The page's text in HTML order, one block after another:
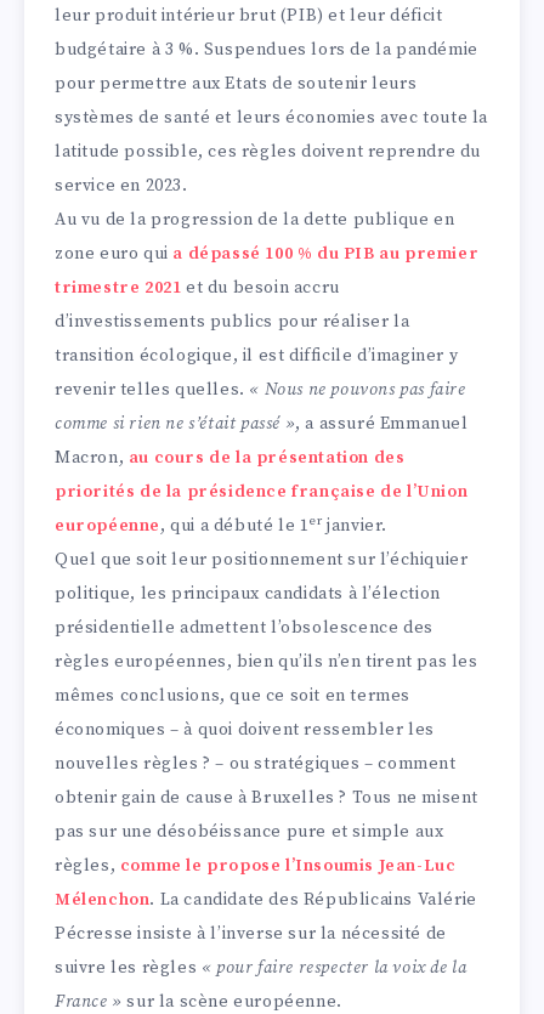
leur produit intérieur brut (PIB) et leur déficit
budgétaire à 3 %. Suspendues lors de la pandémie
pour permettre aux Etats de soutenir leurs
systèmes de santé et leurs économies avec toute la
latitude possible, ces règles doivent reprendre du
service en 2023.
Au vu de la progression de la dette publique en
zone euro qui a dépassé 100 % du PIB au premier
trimestre 2021 et du besoin accru
d’investissements publics pour réaliser la
transition écologique, il est difficile d’imaginer y
revenir telles quelles. « Nous ne pouvons pas faire
comme si rien ne s’était passé », a assuré Emmanuel
Macron, au cours de la présentation des
priorités de la présidence française de l’Union
européenne, qui a débuté le 1er janvier.
Quel que soit leur positionnement sur l’échiquier
politique, les principaux candidats à l’élection
présidentielle admettent l’obsolescence des
règles européennes, bien qu’ils n’en tirent pas les
mêmes conclusions, que ce soit en termes
économiques – à quoi doivent ressembler les
nouvelles règles ? – ou stratégiques – comment
obtenir gain de cause à Bruxelles ? Tous ne misent
pas sur une désobéissance pure et simple aux
règles, comme le propose l’Insoumis Jean-Luc
Mélenchon. La candidate des Républicains Valérie
Pécresse insiste à l’inverse sur la nécessité de
suivre les règles « pour faire respecter la voix de la
France » sur la scène européenne.